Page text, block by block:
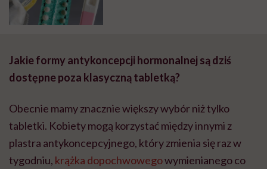
Jakie formy antykoncepcji hormonalnej są dziś
dostępne poza klasyczną tabletką?
Obecnie mamy znacznie większy wybór niż tylko
tabletki. Kobiety mogą korzystać między innymi z
plastra antykoncepcyjnego, który zmienia się raz w
tygodniu, krążka dopochwowegowymienianego co